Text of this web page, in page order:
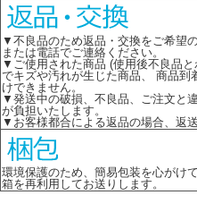
▼不良品のため返品・交換をご希望
または電話でご連絡ください。
▼ご使用された商品 (使用後不良品
でキズや汚れが生じた商品、 商品到
けできません。
▼発送中の破損、不良品、ご注文と
が負担いたします。
▼お客様都合による返品の場合、返
環境保護のため、簡易包装を心がけ
箱を再利用してお送りします。